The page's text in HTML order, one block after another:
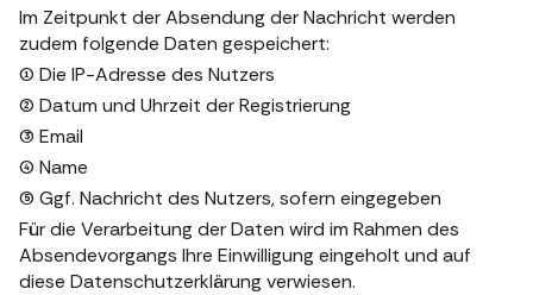
Im Zeitpunkt der Absendung der Nachricht werden
zudem folgende Daten gespeichert:
(1) Die IP-Adresse des Nutzers
(2) Datum und Uhrzeit der Registrierung
(3) Email
(4) Name
(5) Ggf. Nachricht des Nutzers, sofern eingegeben
Für die Verarbeitung der Daten wird im Rahmen des
Absendevorgangs Ihre Einwilligung eingeholt und auf
diese Datenschutzerklärung verwiesen.